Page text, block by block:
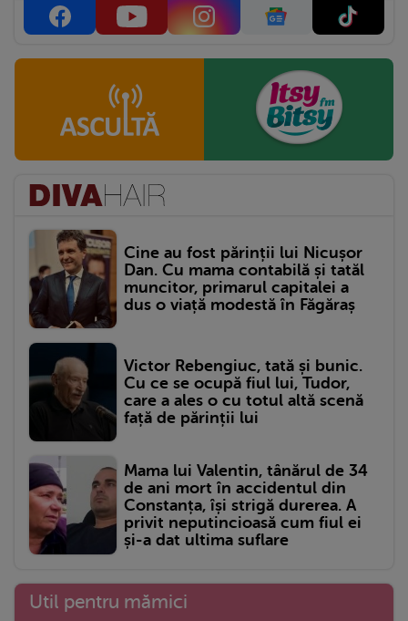
Cine au fost părinții lui Nicușor
Dan. Cu mama contabilă și tatăl
muncitor, primarul capitalei a
dus o viață modestă în Făgăraș
Victor Rebengiuc, tată și bunic.
Cu ce se ocupă fiul lui, Tudor,
care a ales o cu totul altă scenă
față de părinții lui
Mama lui Valentin, tânărul de 34
de ani mort în accidentul din
Constanța, își strigă durerea. A
privit neputincioasă cum fiul ei
și-a dat ultima suflare
Util pentru mămici